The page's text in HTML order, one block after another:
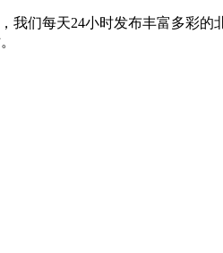
我们每天24小时发布丰富多彩